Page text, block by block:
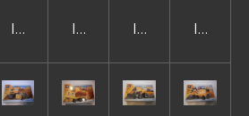
In winkelwagenIn winkelwagen
In In